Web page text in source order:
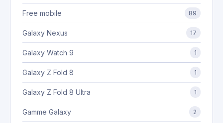
Free mobile 89
Galaxy Nexus 17
Galaxy Watch 9 1
Galaxy Z Fold 8 1
Galaxy Z Fold 8 Ultra 1
Gamme Galaxy 2